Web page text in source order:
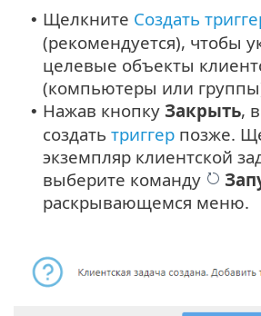
• Щелкните Создать
(рекомендуется), чтобы
целевые объекты
(компьютеры или
• Нажав кнопку Закрыть,
создать триггер позже.
экземпляр клиентской
выберите команду
раскрывающемся меню.